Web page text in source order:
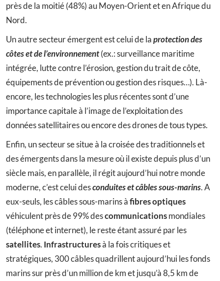
près de la moitié (48%) au Moyen-Orient et en Afrique du
Nord.
Un autre secteur émergent est celui de laprotection des
côtes et de l’environnement(ex.: surveillance maritime
intégrée, lutte contre l’érosion, gestion du trait de côte,
équipements de prévention ou gestion des risques…). Là-
encore, les technologies les plus récentes sont d’une
importance capitale à l’image de l’exploitation des
données satellitaires ou encore des drones de tous types.
Enfin, un secteur se situe à la croisée des traditionnels et
des émergents dans la mesure où il existe depuis plus d’un
siècle mais, en parallèle, il régit aujourd’hui notre monde
moderne, c’est celui desconduites et câbles sous-marins. A
eux-seuls, les câbles sous-marins àfibres optiques
véhiculent près de 99% descommunicationsmondiales
(téléphone et internet), le reste étant assuré par les
satellites. Infrastructuresà la fois critiques et
stratégiques, 300 câbles quadrillent aujourd’hui les fonds
marins sur près d’un million de km et jusqu’à 8,5 km de